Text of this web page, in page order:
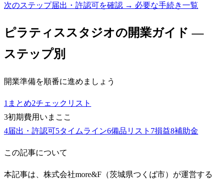
次のステップ届出・許認可を確認 → 必要な手続き一覧
ピラティススタジオの開業ガイド —
ステップ別
開業準備を順番に進めましょう
1 まとめ2チェックリスト
3初期費用 いまここ
4届出・許認可5タイムライン6備品リスト 7損益8補助金
この記事について
本記事は、株式会社more&F（茨城県つくば市）が運営する